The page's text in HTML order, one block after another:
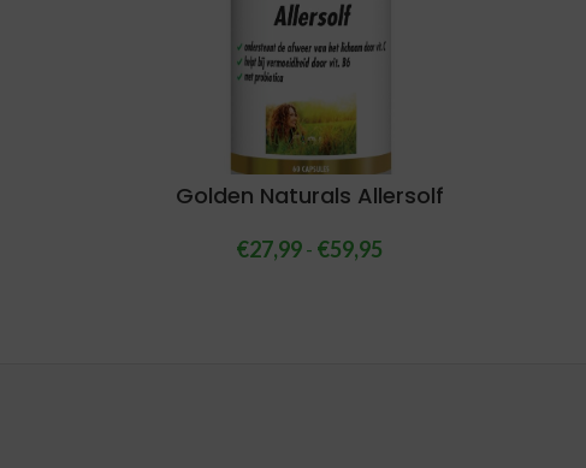
Golden Naturals Allersolf
€27,99- €59,95